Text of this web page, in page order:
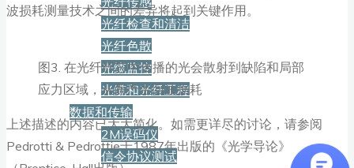
光纤检查和清洁
光纤色散
光缆监控
光缆和光纤工程
数据和传输
2M误码仪
信令协议测试
波损耗测量技术之间的差异将起到关键作用。
图3. 在光纤纤芯中传播的光会散射到缺陷和局部
应力区域，从而产生回波损耗
上述描述的内容已大大简化。如需更详尽的讨论，请参阅
Pedrotti & Pedrottie于1987年出版的《光学导论》